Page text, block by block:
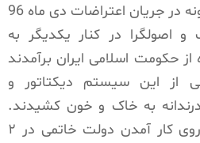
تاریخی دریافته اند که چگونه در جریان اعتراضات دی ماه 96
اصولگرا در کنار یکدیگر به
حکومت اسلامی ایران برآمدند
این سیستم دیکتاتور و
درندانه به خاک و خون کشیدند.
واقعیت این است که با روی کار آمدن دولت خاتمی در ۲